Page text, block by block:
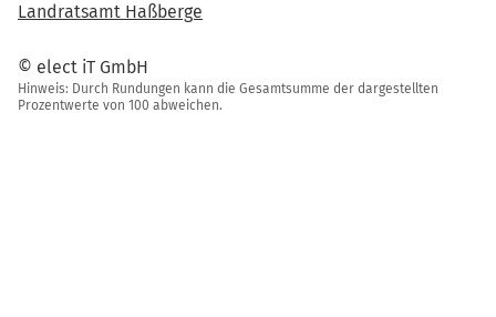
Landratsamt Haßberge
© elect iT GmbH
Hinweis: Durch Rundungen kann die Gesamtsumme der dargestellten
Prozentwerte von 100 abweichen.